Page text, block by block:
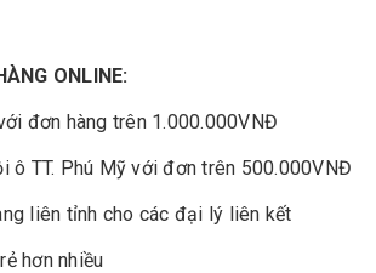
ONLINE:
đơn hàng trên 1.000.000VNĐ
ô TT. Phú Mỹ với đơn trên 500.000VNĐ
liên tỉnh cho các đại lý liên kết
hơn nhiều